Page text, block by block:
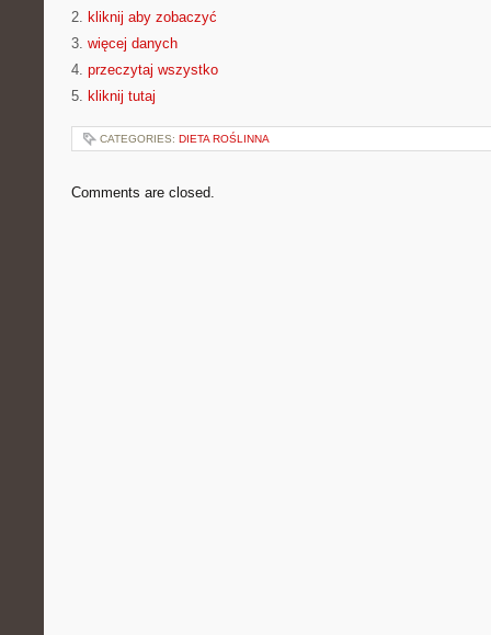
2. kliknij aby zobaczyć
3. więcej danych
4. przeczytaj wszystko
5. kliknij tutaj
CATEGORIES: DIETA ROŚLINNA
Comments are closed.